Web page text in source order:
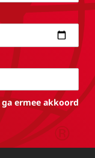
ermee akkoord